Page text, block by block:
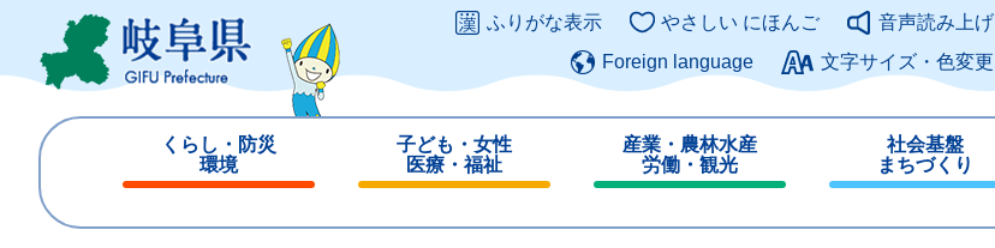
ジ
ュ
このページの本文へ
ふりがな表示 やさしい にほんご
音声読み上げ
Foreign language
文字サイズ・色変更
くらし・防災
環境
じ
子ども・女性
医療・福祉
じ
産業・農林水産
労働・観光
じ
社会基盤
まちづくり
じ